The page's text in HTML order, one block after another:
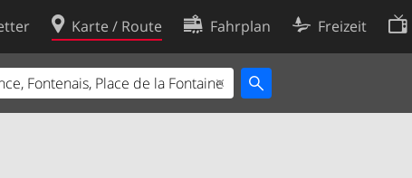
Karte / Route Fahrplan Freizeit
Cookie-Richtlinie
Cookie-Einstellungen